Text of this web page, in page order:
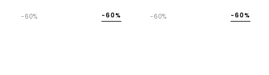
-60% -60% -60% -60%